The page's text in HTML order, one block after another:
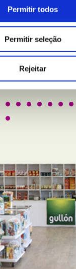
Permitir todos
Permitir seleção
Rejeitar
fáceis